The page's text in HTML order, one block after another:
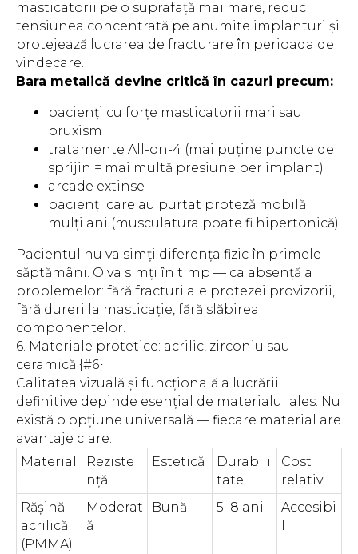
masticatorii pe o suprafață mai mare, reduc
tensiunea concentrată pe anumite implanturi și
protejează lucrarea de fracturare în perioada de
vindecare.
Bara metalică devine critică în cazuri precum:
pacienți cu forțe masticatorii mari sau
bruxism
tratamente All-on-4 (mai puține puncte de
sprijin = mai multă presiune per implant)
arcade extinse
pacienți care au purtat proteză mobilă
mulți ani (musculatura poate fi hipertonică)
Pacientul nu va simți diferența fizic în primele
săptămâni. O va simți în timp — ca absență a
problemelor: fără fracturi ale protezei provizorii,
fără dureri la masticație, fără slăbirea
componentelor.
6. Materiale protetice: acrilic, zirconiu sau
ceramică {#6}
Calitatea vizuală și funcțională a lucrării
definitive depinde esențial de materialul ales. Nu
există o opțiune universală — fiecare material are
avantaje clare.
Material
Reziste
nță
Estetică
Durabili
tate
Cost
relativ
Rășină
acrilică
(PMMA)
Moderat
ă
Bună 5–8 ani
Accesibi